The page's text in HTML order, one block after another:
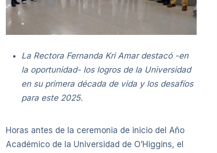
La Rectora Fernanda Kri Amar destacó -en
la oportunidad- los logros de la Universidad
en su primera década de vida y los desafíos
para este 2025.
Horas antes de la ceremonia de inicio del Año
Académico de la Universidad de O’Higgins, el